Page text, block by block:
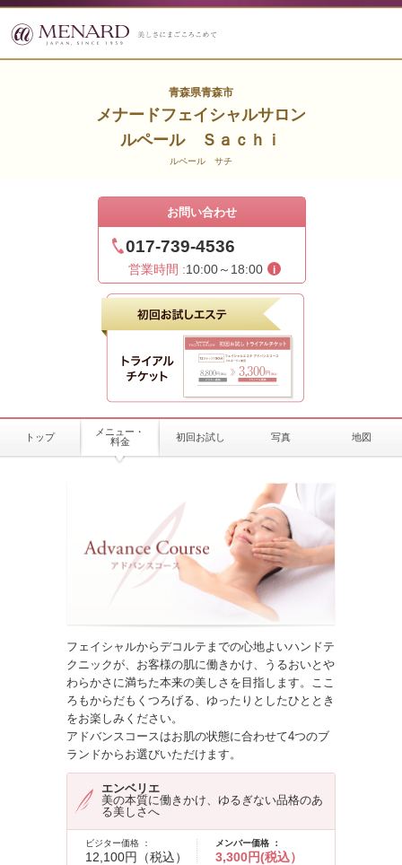
青森県青森市
メナードフェイシャルサロン
ルペール Ｓａｃｈｉ
ルペール サチ
お問い合わせ
017-739-4536
営業時間 :10:00～18:00
トップ
メニュー・
料金
初回お試し 写真 地図
フェイシャルからデコルテまでの心地よいハンドテ
クニックが、お客様の肌に働きかけ、うるおいとや
わらかさに満ちた本来の美しさを目指します。ここ
ろもからだもくつろげる、ゆったりとしたひととき
をお楽しみください。
アドバンスコースはお肌の状態に合わせて4つのブ
ランドからお選びいただけます。
エンベリエ
美の本質に働きかけ、ゆるぎない品格のあ
る美しさへ
ビジター価格 ：
12,100円（税込）
メンバー価格 ：
3,300円(税込）